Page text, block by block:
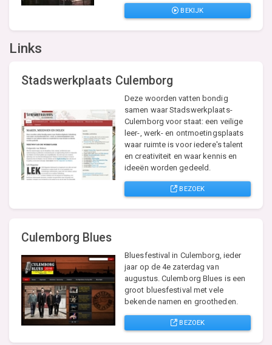
BEKIJK
Links
Stadswerkplaats Culemborg
Deze woorden vatten bondig
samen waar Stadswerkplaats-
Culemborg voor staat: een veilige
leer-, werk- en ontmoetingsplaats
waar ruimte is voor iedere's talent
en creativiteit en waar kennis en
ideeën worden gedeeld.
BEZOEK
Culemborg Blues
Bluesfestival in Culemborg, ieder
jaar op de 4e zaterdag van
augustus. Culemborg Blues is een
groot bluesfestival met vele
bekende namen en grootheden.
BEZOEK